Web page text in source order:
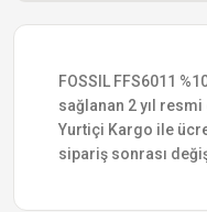
FOSSIL FFS6011
sağlanan 2 yıl
Yurtiçi Kargo ile
sipariş sonrası